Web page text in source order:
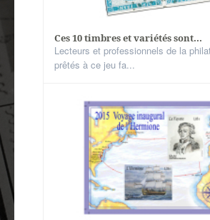
Ces 10 timbres et variétés sont...
Lecteurs et professionnels de la
prêtés à ce jeu fa...